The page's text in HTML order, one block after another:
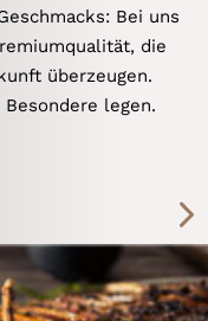
Bei uns
die
überzeugen.
legen.